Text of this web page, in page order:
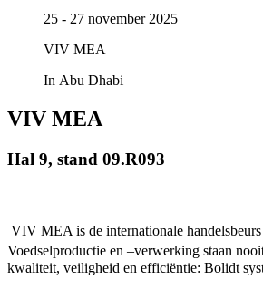
25 - 27 november 2025
VIV MEA
In Abu Dhabi
VIV MEA
Hal 9, stand 09.R093
VIV MEA is de internationale
Voedselproductie en –verwerking staan
kwaliteit, veiligheid en efficiëntie: Bolidt